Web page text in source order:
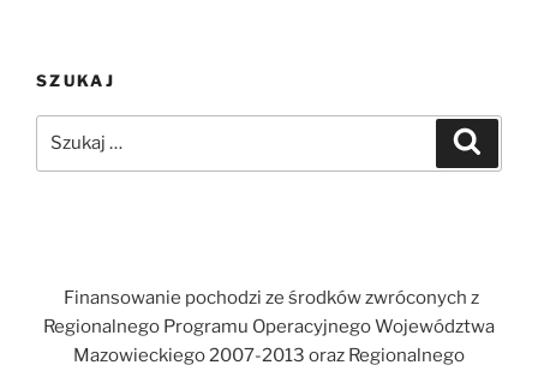
SZUKAJ
Finansowanie pochodzi ze środków zwróconych z
Regionalnego Programu Operacyjnego Województwa
Mazowieckiego 2007-2013 oraz Regionalnego